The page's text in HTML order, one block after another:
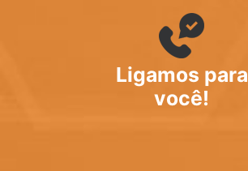
Ligamos para
você!